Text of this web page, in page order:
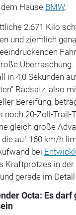
Hause BMW.
2.671 Kilo
und ziemlich
Überraschung.
in 4,0 Sekunden
Radsatz, also
Bereifung,
noch 20-Zoll-Trail-
gleich große
die auf 160 km/h
bei
Kraftprotzes in der
gerade im
Octa: Es darf